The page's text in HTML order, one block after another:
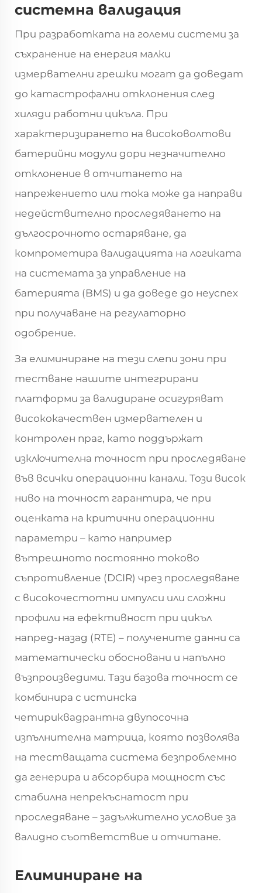
системна валидация
При разработката на големи системи за
съхранение на енергия малки
измервателни грешки могат да доведат
до катастрофални отклонения след
хиляди работни цикъла. При
характеризирането на високоволтови
батерийни модули дори незначително
отклонение в отчитането на
напрежението или тока може да направи
недействително проследяването на
дългосрочното остаряване, да
компрометира валидацията на логиката
на системата за управление на
батерията (BMS) и да доведе до неуспех
при получаване на регулаторно
одобрение.
За елиминиране на тези слепи зони при
тестване нашите интегрирани
платформи за валидиране осигуряват
висококачествен измервателен и
контролен праг, като поддържат
изключителна точност при проследяване
във всички операционни канали. Този висок
ниво на точност гарантира, че при
оценката на критични операционни
параметри – като например
вътрешното постоянно токово
съпротивление (DCIR) чрез проследяване
с високочестотни импулси или сложни
профили на ефективност при цикъл
напред-назад (RTE) – получените данни са
математически обосновани и напълно
възпроизведими. Тази базова точност се
комбинира с истинска
четириквадрантна двупосочна
изпълнителна матрица, която позволява
на тестващата система безпроблемно
да генерира и абсорбира мощност със
стабилна непрекъснатост при
проследяване – задължително условие за
валидно съответствие и отчитане.
Елиминиране на